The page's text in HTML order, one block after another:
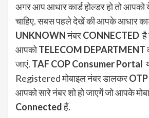
अगर आप आधार कार्ड होल्डर हो तो
चाहिए. सबस पहले देखें की आपके आधार
UNKNOWNनंबरCONNECTED है
आपकोTELECOM DEPARTMENT
जाएं. TAF COP Consumer Portal
Registered मोबाइल नंबर डालकरOTP
आपको सारे नंबर शो हो जाएगें जो आपके
Connectedहैं.